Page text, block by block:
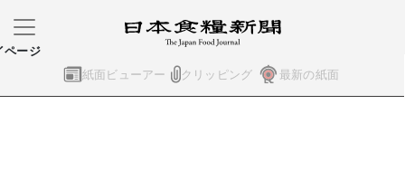
紙面ビューアー クリッピング 最新の紙面
ページ